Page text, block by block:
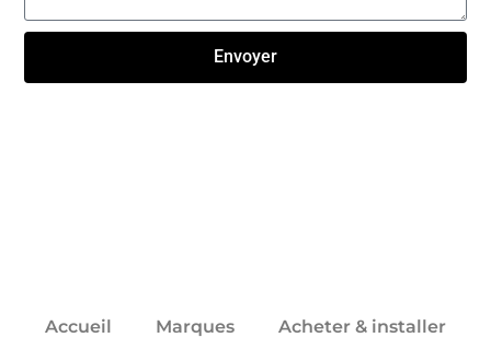
Envoyer
Accueil Marques Acheter & installer